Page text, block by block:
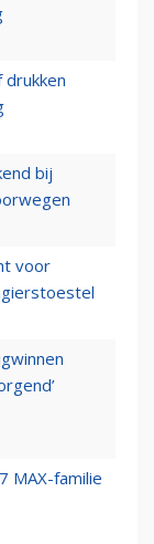
bij
voor
MAX-familie